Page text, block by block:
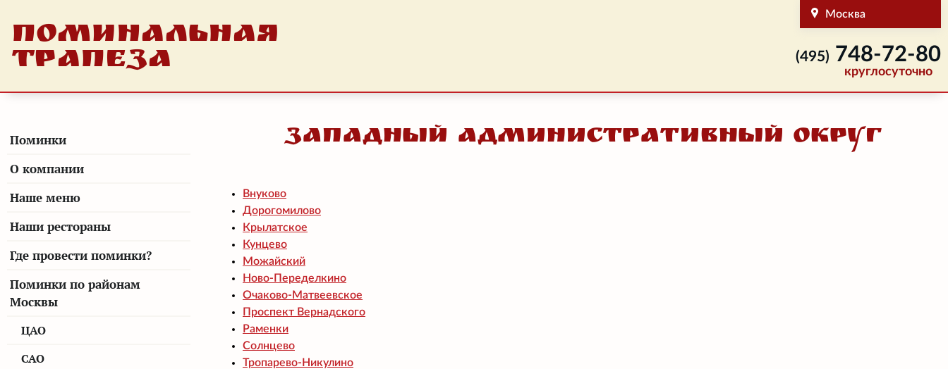
ПОМИНАЛЬНАЯ
ТРАПЕЗА
Москва
(495) 748-72-80
круглосуточно
Поминки
О компании
Наше меню
Наши рестораны
Где провести поминки?
Поминки по районам
Москвы
ЦАО
САО
Западный административный округ
Внуково
Дорогомилово
Крылатское
Кунцево
Можайский
Ново-Переделкино
Очаково-Матвеевское
Проспект Вернадского
Раменки
Солнцево
Тропарево-Никулино